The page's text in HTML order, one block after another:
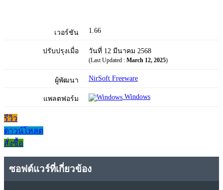
เวอร์ชัน 1.66
ปรับปรุงเมื่อ วันที่ 12 มีนาคม 2568
(Last Updated : March 12, 2025)
ผู้พัฒนา NirSoft Freeware
แพลตฟอร์ม Windows
รีวิว
ดาวน์โหลด
สั่งซื้อ
ซอฟต์แวร์ที่เกี่ยวข้อง